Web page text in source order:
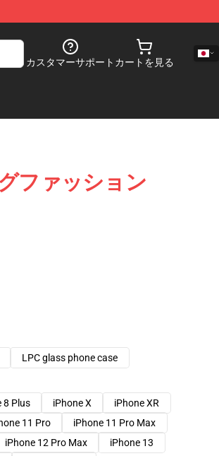
カスタマーサポート カートを見る
ファッション
LPC glass phone case
8 Plus iPhone X
iPhone XR
11 Pro
iPhone 11 Pro Max
iPhone 12 Pro Max
iPhone 13